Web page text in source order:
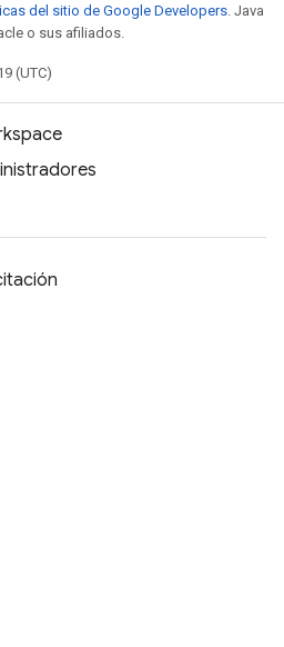
del sitio de Google Developers . Java
o sus afiliados.
(UTC)